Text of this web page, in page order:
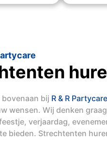
bij R & R
wensen. Wij denken
verjaardag,
bieden. Strechtenten